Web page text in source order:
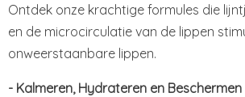
Ontdek onze krachtige formules die
en de microcirculatie van de lippen
onweerstaanbare lippen.
- Kalmeren, Hydrateren en Beschermen